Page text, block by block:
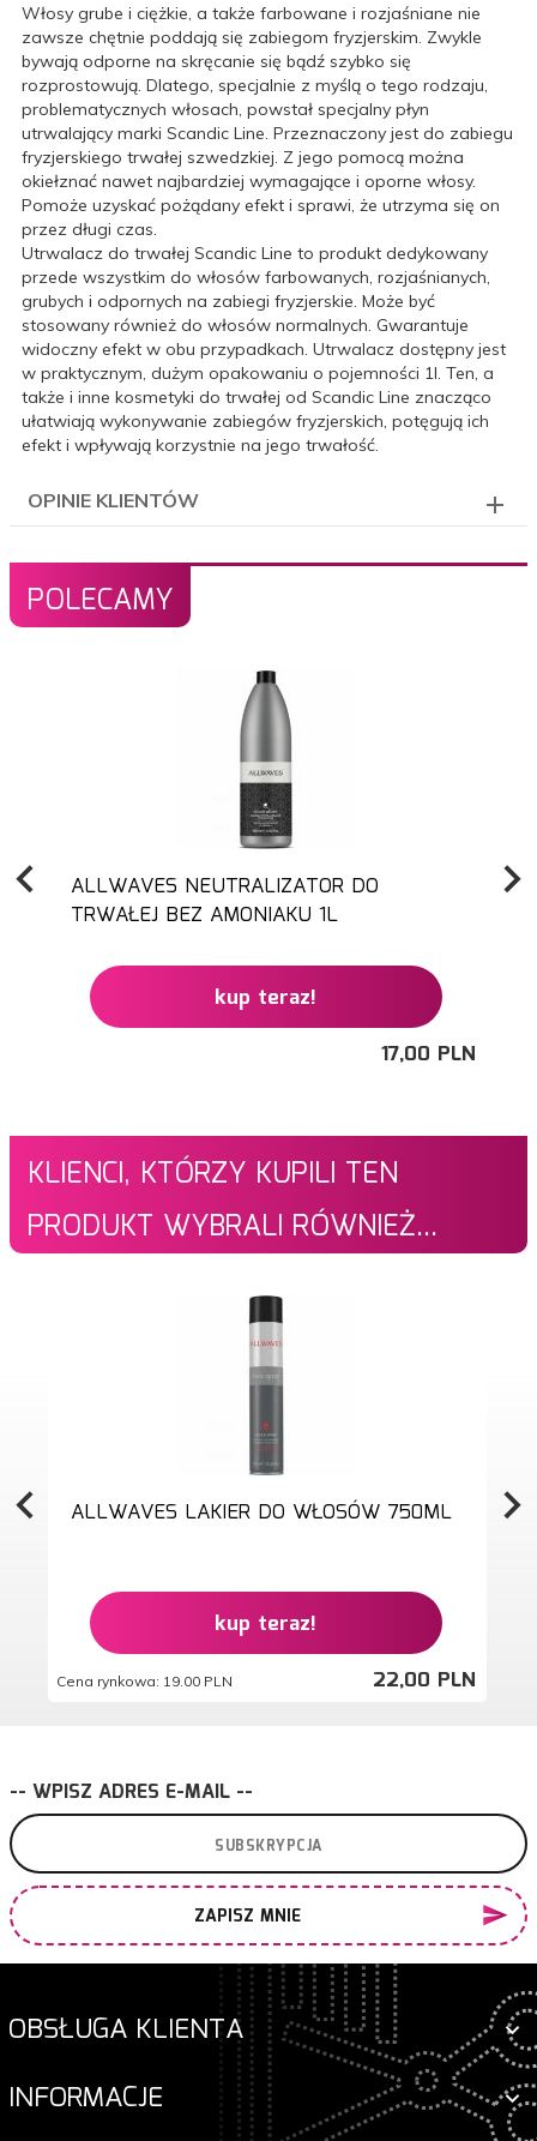
Włosy grube i ciężkie, a także farbowane i rozjaśniane nie
zawsze chętnie poddają się zabiegom fryzjerskim. Zwykle
bywają odporne na skręcanie się bądź szybko się
rozprostowują. Dlatego, specjalnie z myślą o tego rodzaju,
problematycznych włosach, powstał specjalny płyn
utrwalający marki Scandic Line. Przeznaczony jest do zabiegu
fryzjerskiego trwałej szwedzkiej. Z jego pomocą można
okiełznać nawet najbardziej wymagające i oporne włosy.
Pomoże uzyskać pożądany efekt i sprawi, że utrzyma się on
przez długi czas.
Utrwalacz do trwałej Scandic Line to produkt dedykowany
przede wszystkim do włosów farbowanych, rozjaśnianych,
grubych i odpornych na zabiegi fryzjerskie. Może być
stosowany również do włosów normalnych. Gwarantuje
widoczny efekt w obu przypadkach. Utrwalacz dostępny jest
w praktycznym, dużym opakowaniu o pojemności 1l. Ten, a
także i inne kosmetyki do trwałej od Scandic Line znacząco
ułatwiają wykonywanie zabiegów fryzjerskich, potęgują ich
efekt i wpływają korzystnie na jego trwałość.
OPINIE KLIENTÓW
POLECAMY
ALLWAVES NEUTRALIZATOR DO
TRWAŁEJ BEZ AMONIAKU 1L
kup teraz!
17,00 PLN
KLIENCI, KTÓRZY KUPILI TEN
PRODUKT WYBRALI RÓWNIEŻ...
ALLWAVES LAKIER DO WŁOSÓW 750ML
kup teraz!
22,00 PLN
Cena rynkowa: 19.00 PLN
-- WPISZ ADRES E-MAIL --
ZAPISZ MNIE
OBSŁUGA KLIENTA
INFORMACJE